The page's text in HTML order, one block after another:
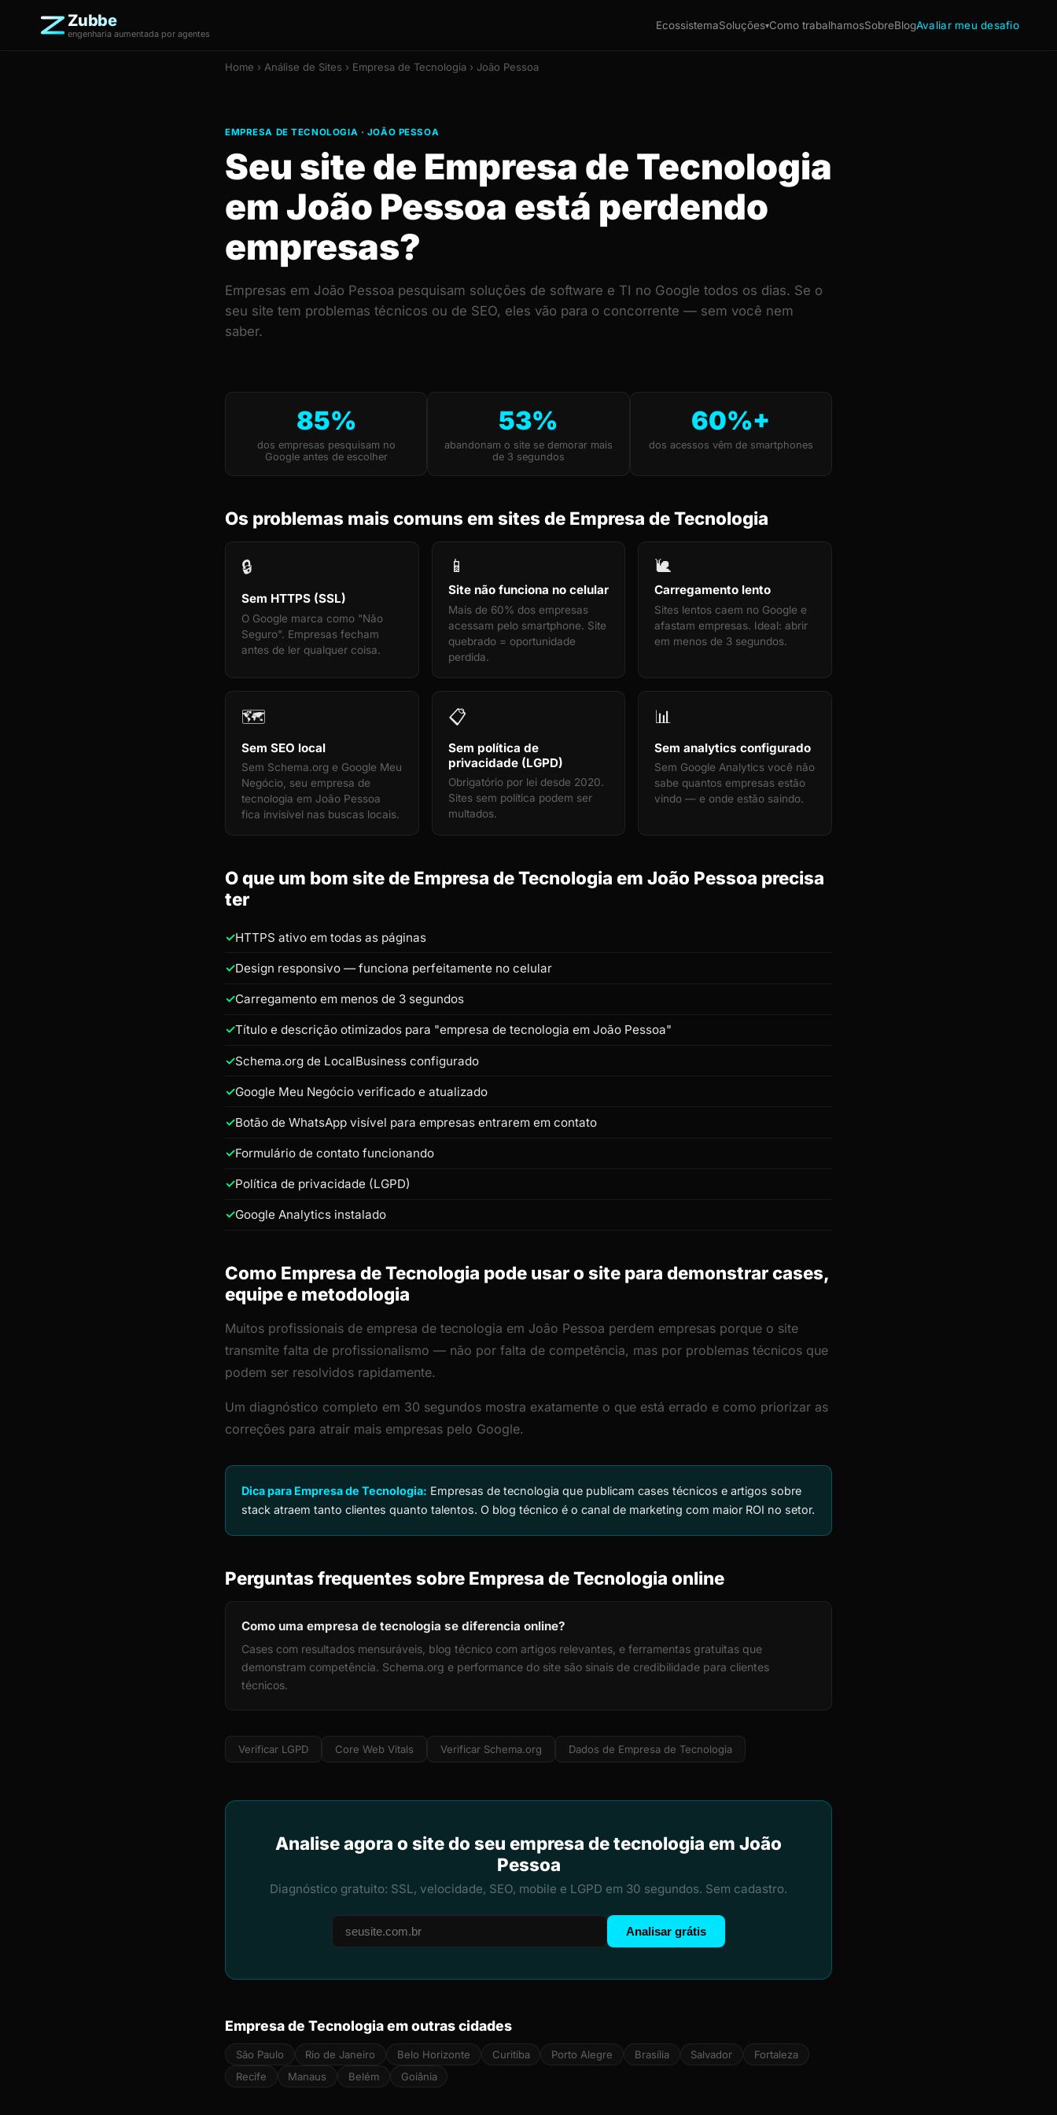
Zubbe
engenharia aumentada por agentes
EcossistemaSoluções▾Como trabalhamosSobreBlogAvaliar meu desafio
Home › Análise de Sites › Empresa de Tecnologia › João Pessoa
EMPRESA DE TECNOLOGIA · JOÃO PESSOA
Seu site de Empresa de Tecnologia
em João Pessoa está perdendo
empresas?
Empresas em João Pessoa pesquisam soluções de software e TI no Google todos os dias. Se o
seu site tem problemas técnicos ou de SEO, eles vão para o concorrente — sem você nem
saber.
85%
dos empresas pesquisam no
Google antes de escolher
53%
abandonam o site se demorar mais
de 3 segundos
60%+
dos acessos vêm de smartphones
Os problemas mais comuns em sites de Empresa de Tecnologia
🔒
Sem HTTPS (SSL)
O Google marca como "Não
Seguro". Empresas fecham
antes de ler qualquer coisa.
📱
Site não funciona no celular
Mais de 60% dos empresas
acessam pelo smartphone. Site
quebrado = oportunidade
perdida.
🐌
Carregamento lento
Sites lentos caem no Google e
afastam empresas. Ideal: abrir
em menos de 3 segundos.
🗺️
Sem SEO local
Sem Schema.org e Google Meu
Negócio, seu empresa de
tecnologia em João Pessoa
fica invisível nas buscas locais.
📋
Sem política de
privacidade (LGPD)
Obrigatório por lei desde 2020.
Sites sem política podem ser
multados.
📊
Sem analytics configurado
Sem Google Analytics você não
sabe quantos empresas estão
vindo — e onde estão saindo.
O que um bom site de Empresa de Tecnologia em João Pessoa precisa
ter
HTTPS ativo em todas as páginas
Design responsivo — funciona perfeitamente no celular
Carregamento em menos de 3 segundos
Título e descrição otimizados para "empresa de tecnologia em João Pessoa"
Schema.org de LocalBusiness configurado
Google Meu Negócio verificado e atualizado
Botão de WhatsApp visível para empresas entrarem em contato
Formulário de contato funcionando
Política de privacidade (LGPD)
Google Analytics instalado
Como Empresa de Tecnologia pode usar o site para demonstrar cases,
equipe e metodologia
Muitos profissionais de empresa de tecnologia em João Pessoa perdem empresas porque o site
transmite falta de profissionalismo — não por falta de competência, mas por problemas técnicos que
podem ser resolvidos rapidamente.
Um diagnóstico completo em 30 segundos mostra exatamente o que está errado e como priorizar as
correções para atrair mais empresas pelo Google.
Dica para Empresa de Tecnologia: Empresas de tecnologia que publicam cases técnicos e artigos sobre
stack atraem tanto clientes quanto talentos. O blog técnico é o canal de marketing com maior ROI no setor.
Perguntas frequentes sobre Empresa de Tecnologia online
Como uma empresa de tecnologia se diferencia online?
Cases com resultados mensuráveis, blog técnico com artigos relevantes, e ferramentas gratuitas que
demonstram competência. Schema.org e performance do site são sinais de credibilidade para clientes
técnicos.
Verificar LGPD Core Web Vitals Verificar Schema.org Dados de Empresa de Tecnologia
Analise agora o site do seu empresa de tecnologia em João
Pessoa
Diagnóstico gratuito: SSL, velocidade, SEO, mobile e LGPD em 30 segundos. Sem cadastro.
Analisar grátis
Empresa de Tecnologia em outras cidades
São Paulo Rio de Janeiro Belo Horizonte Curitiba Porto Alegre Brasília Salvador
Fortaleza
Recife
Manaus Belém Goiânia